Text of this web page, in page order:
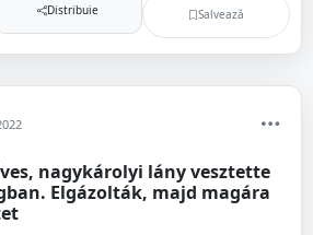
Distribuie Salvează
nagykárolyi lány vesztette
Elgázolták, majd magára